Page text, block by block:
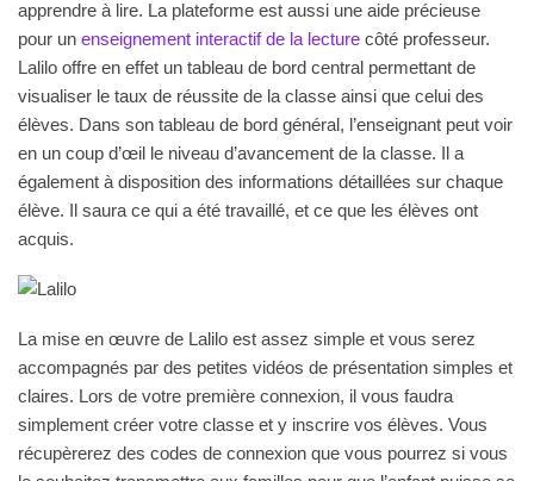
apprendre à lire. La plateforme est aussi une aide précieuse
pour un enseignement interactif de la lecture côté professeur.
Lalilo offre en effet un tableau de bord central permettant de
visualiser le taux de réussite de la classe ainsi que celui des
élèves. Dans son tableau de bord général, l’enseignant peut voir
en un coup d’œil le niveau d’avancement de la classe. Il a
également à disposition des informations détaillées sur chaque
élève. Il saura ce qui a été travaillé, et ce que les élèves ont
acquis.
La mise en œuvre de Lalilo est assez simple et vous serez
accompagnés par des petites vidéos de présentation simples et
claires. Lors de votre première connexion, il vous faudra
simplement créer votre classe et y inscrire vos élèves. Vous
récupèrerez des codes de connexion que vous pourrez si vous